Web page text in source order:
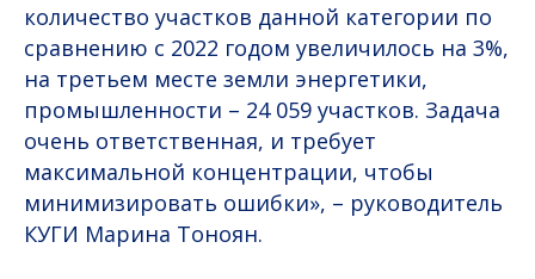
количество участков данной категории по
сравнению с 2022 годом увеличилось на 3%,
на третьем месте земли энергетики,
промышленности – 24 059 участков. Задача
очень ответственная, и требует
максимальной концентрации, чтобы
минимизировать ошибки», – руководитель
КУГИ Марина Тоноян.